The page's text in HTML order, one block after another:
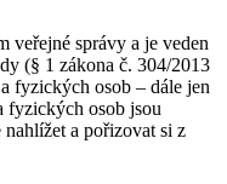
veřejné správy a je veden
(§ 1 zákona č. 304/2013
fyzických osob – dále jen
fyzických osob jsou
a pořizovat si z